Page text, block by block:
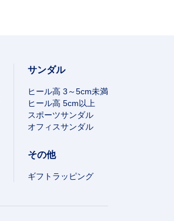
サンダル
ヒール高 3～5cm未満
ヒール高 5cm以上
スポーツサンダル
オフィスサンダル
その他
ギフトラッピング